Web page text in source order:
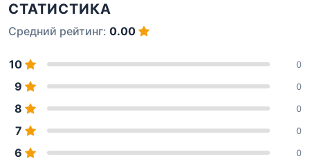
СТАТИСТИКА
Средний рейтинг: 0.00
10 0
9 0
8 0
7 0
6 0